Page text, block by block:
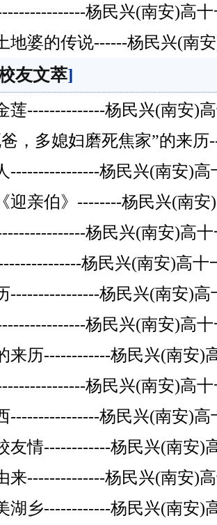
杨民兴(南安)高
地婆的传说------杨民兴(南
友文萃]
莲--------------杨民兴(南安)
，多媳妇磨死焦家”的来
----------------杨民兴(南安)
迎亲伯》--------杨民兴(南
杨民兴(南安)高
杨民兴(南安)高十
----------------杨民兴(南安)
杨民兴(南安)高
来历------------杨民兴(南安)
杨民兴(南安)高
----------------杨民兴(南安)
友情------------杨民兴(南安)
来--------------杨民兴(南安)
湖乡------------杨民兴(南安)